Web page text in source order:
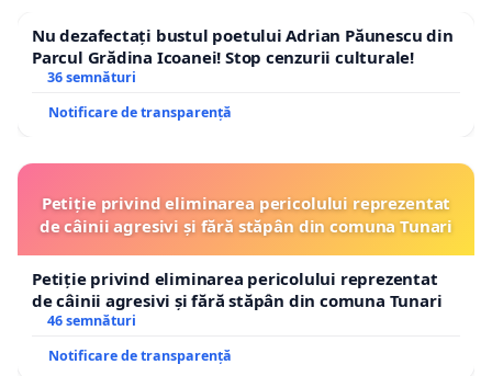
Nu dezafectați bustul poetului Adrian Păunescu din
Parcul Grădina Icoanei! Stop cenzurii culturale!
36 semnături
Notificare de transparență
Petiție privind eliminarea pericolului reprezentat
de câinii agresivi și fără stăpân din comuna Tunari
Petiție privind eliminarea pericolului reprezentat
de câinii agresivi și fără stăpân din comuna Tunari
46 semnături
Notificare de transparență